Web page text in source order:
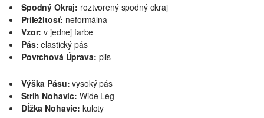
Spodný Okraj: roztvorený spodný okraj
Príležitosť: neformálna
Vzor: v jednej farbe
Pás: elastický pás
Povrchová Úprava: plis
Výška Pásu: vysoký pás
Strih Nohavíc: Wide Leg
Dĺžka Nohavíc: kuloty